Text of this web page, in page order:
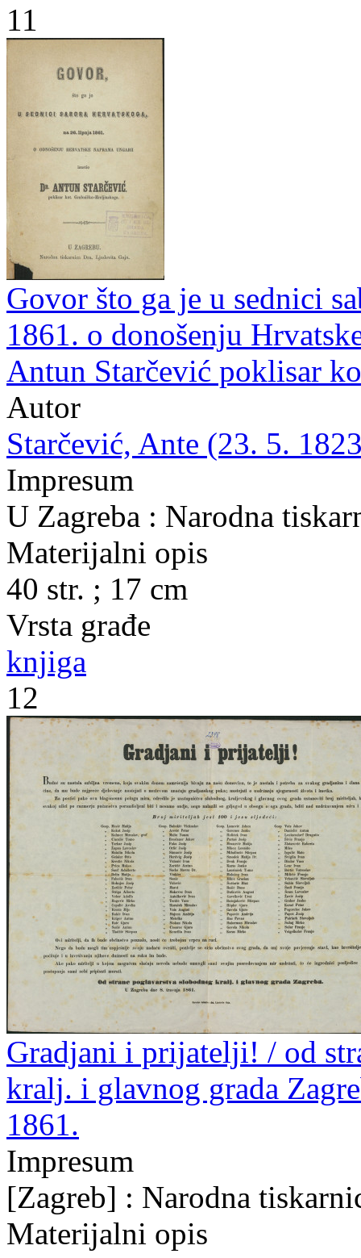
11
Govor što ga je u sednici
1861. o donošenju
Antun Starčević poklisar
Autor
Starčević, Ante (23. 5.
Impresum
U Zagreba : Narodna
Materijalni opis
40 str. ; 17 cm
Vrsta građe
knjiga
12
Gradjani i prijatelji! / od
kralj. i glavnog grada
1861.
Impresum
[Zagreb] : Narodna
Materijalni opis